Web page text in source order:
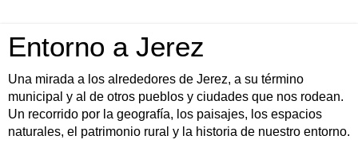
Entorno a Jerez
Una mirada a los alrededores de Jerez, a su término
municipal y al de otros pueblos y ciudades que nos rodean.
Un recorrido por la geografía, los paisajes, los espacios
naturales, el patrimonio rural y la historia de nuestro entorno.